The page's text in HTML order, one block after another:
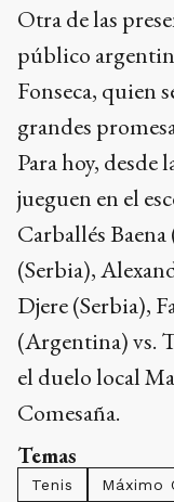
Otra de las
público
Fonseca, quien
grandes
Para hoy, desde
jueguen en el
Carballés
(Serbia),
Djere (Serbia),
(Argentina) vs.
el duelo local
Comesaña.
Temas
Tenis Máximo